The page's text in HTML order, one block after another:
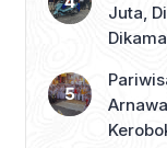
Juta,